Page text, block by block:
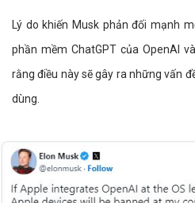
Lý do khiến Musk phản đối mạnh
phần mềm ChatGPT của OpenAI
rằng điều này sẽ gây ra những vấn
dùng.